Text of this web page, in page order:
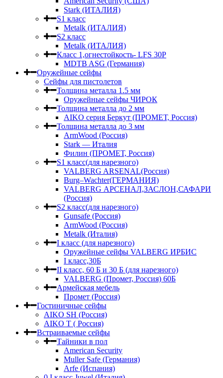
Stark (ИТАЛИЯ)
S1 класс
Metalk (ИТАЛИЯ)
S2 класс
Metalk (ИТАЛИЯ)
Класс 1,огнестойкость- LFS 30P
MDTB ASG (Германия)
Оружейные сейфы
Сейфы для пистолетов
Толщина металла 1.5 мм
Оружейные сейфы ЧИРОК
Толщина металла до 2 мм
AIKO серия Беркут (ПРОМЕТ, Россия)
Толщина металла до 3 мм
ArmWood (Россия)
Stark — Италия
Филин (ПРОМЕТ, Россия)
S1 класс(для нарезного)
VALBERG ARSENAL(Россия)
Burg–Wachter(ГЕРМАНИЯ)
VALBERG АРСЕНАЛ,ЗАСЛОН,САФАРИ
(Россия)
S2 класс(для нарезного)
Gunsafe (Россия)
ArmWood (Россия)
Metalk (Италия)
I класс (для нарезного)
Оружейные сейфы VALBERG ИРБИС
I класс,30Б
II класс, 60 Б и 30 Б (для нарезного)
VALBERG (Промет, Россия) 60Б
Армейская мебель
Промет (Россия)
Гостиничные сейфы
AIKO SH (Россия)
AIKO Т ( Россия)
Встраиваемые сейфы
Тайники в пол
American Security
Muller Safe (Германия)
Arfe (Испания)